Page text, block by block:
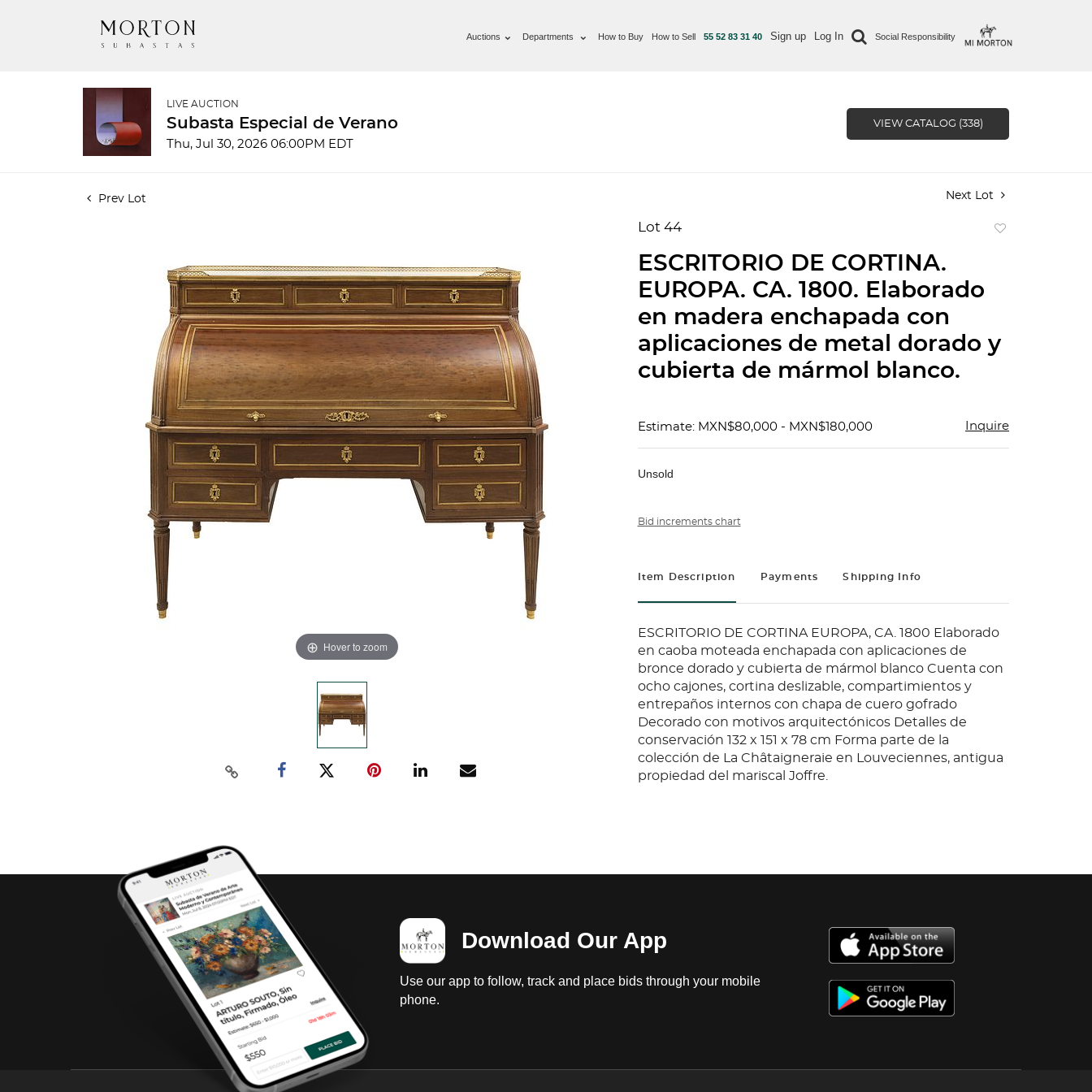
Auctions Departments How to Buy How to Sell 55 52 83 31 40 Sign up Log In Social Responsibility
LIVE AUCTION
Subasta Especial de Verano
Thu, Jul 30, 2026 06:00PM EDT
VIEW CATALOG (338)
Prev Lot Next Lot
Hover to zoom
Lot 44
ESCRITORIO DE CORTINA.
EUROPA. CA. 1800. Elaborado
en madera enchapada con
aplicaciones de metal dorado y
cubierta de mármol blanco.
Estimate: MXN$80,000 - MXN$180,000 Inquire
Unsold
Bid increments chart
Item Description Payments Shipping Info
ESCRITORIO DE CORTINA EUROPA, CA. 1800 Elaborado
en caoba moteada enchapada con aplicaciones de
bronce dorado y cubierta de mármol blanco Cuenta con
ocho cajones, cortina deslizable, compartimientos y
entrepaños internos con chapa de cuero gofrado
Decorado con motivos arquitectónicos Detalles de
conservación 132 x 151 x 78 cm Forma parte de la
colección de La Châtaigneraie en Louveciennes, antigua
propiedad del mariscal Joffre.
Download Our App
Use our app to follow, track and place bids through your mobile
phone.